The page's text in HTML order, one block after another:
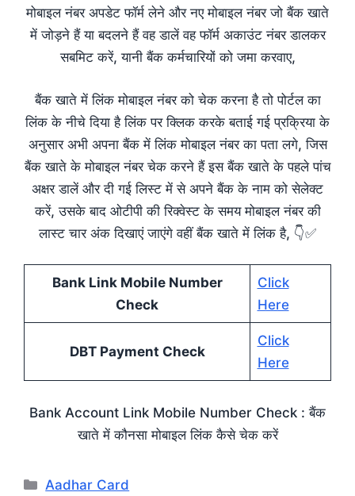
मोबाइल नंबर अपडेट फॉर्म लेने और नए मोबाइल नंबर जो बैंक खाते
में जोड़ने हैं या बदलने हैं वह डालें वह फॉर्म अकाउंट नंबर डालकर
सबमिट करें, यानी बैंक कर्मचारियों को जमा करवाए,
बैंक खाते में लिंक मोबाइल नंबर को चेक करना है तो पोर्टल का
लिंक के नीचे दिया है लिंक पर क्लिक करके बताई गई प्रक्रिया के
अनुसार अभी अपना बैंक में लिंक मोबाइल नंबर का पता लगे, जिस
बैंक खाते के मोबाइल नंबर चेक करने हैं इस बैंक खाते के पहले पांच
अक्षर डालें और दी गई लिस्ट में से अपने बैंक के नाम को सेलेक्ट
करें, उसके बाद ओटीपी की रिक्वेस्ट के समय मोबाइल नंबर की
लास्ट चार अंक दिखाएं जाएंगे वहीं बैंक खाते में लिंक है, 👇✅
Bank Link Mobile Number
Check
Click
Here
DBT Payment Check
Click
Here
Bank Account Link Mobile Number Check : बैंक
खाते में कौनसा मोबाइल लिंक कैसे चेक करें
Categories
Aadhar Card